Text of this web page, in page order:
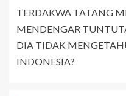
TERDAKWA TATANG
MENDENGAR
DIA TIDAK
INDONESIA?